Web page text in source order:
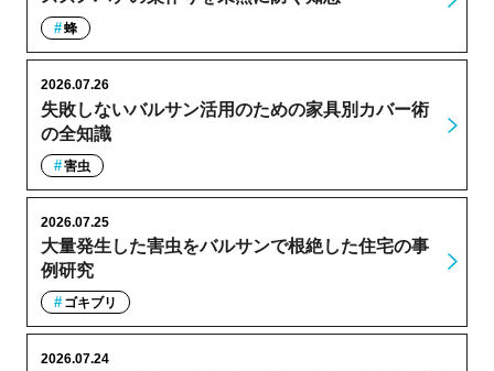
蜂
失敗しないバルサン活用のための家具別カバー術
の全知識
2026.07.26
害虫
大量発生した害虫をバルサンで根絶した住宅の事
例研究
2026.07.25
ゴキブリ
2026.07.24